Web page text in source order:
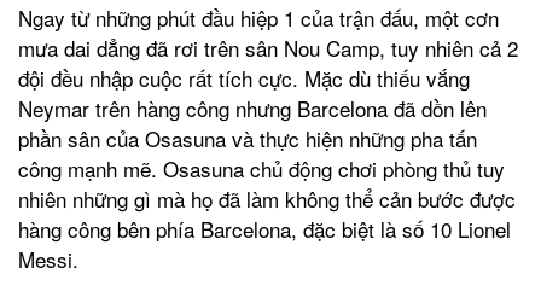
Ngay từ những phút đầu hiệp 1 của trận đấu, một cơn
mưa dai dẳng đã rơi trên sân Nou Camp, tuy nhiên cả 2
đội đều nhập cuộc rất tích cực. Mặc dù thiếu vắng
Neymar trên hàng công nhưng Barcelona đã dồn lên
phần sân của Osasuna và thực hiện những pha tấn
công mạnh mẽ. Osasuna chủ động chơi phòng thủ tuy
nhiên những gì mà họ đã làm không thể cản bước được
hàng công bên phía Barcelona, đặc biệt là số 10 Lionel
Messi.